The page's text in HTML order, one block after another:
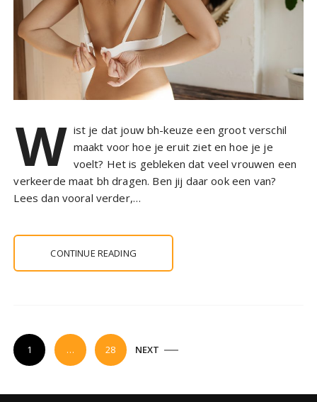
W ist je dat jouw bh-keuze een groot verschil
maakt voor hoe je eruit ziet en hoe je je
voelt? Het is gebleken dat veel vrouwen een
verkeerde maat bh dragen. Ben jij daar ook een van?
Lees dan vooral verder,…
CONTINUE READING
P
o
1 … 28 NEXT